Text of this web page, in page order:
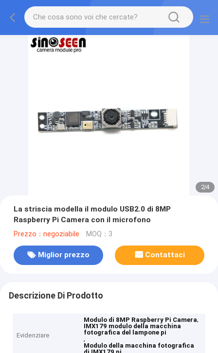
2/4
La striscia modella il modulo USB2.0 di 8MP
Raspberry Pi Camera con il microfono
Prezzo：negoziabile MOQ：3
Miglior prezzo Contattaci
Descrizione Di Prodotto
Evidenziare
Modulo di 8MP Raspberry Pi Camera,
IMX179 modulo della macchina
fotografica del lampone pi
,
Modulo della macchina fotografica